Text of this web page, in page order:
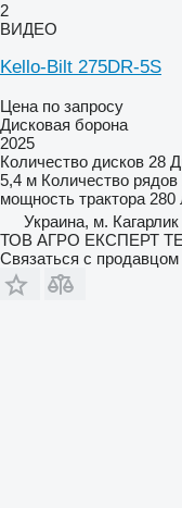
2
ВИДЕО
Kello-Bilt 275DR-5S
Цена по запросу
Дисковая борона
2025
Количество дисков 28
5,4 м Количество рядов
мощность трактора 280
Украина, м. Кагарлик
ТОВ АГРО ЕКСПЕРТ
Связаться с продавцом